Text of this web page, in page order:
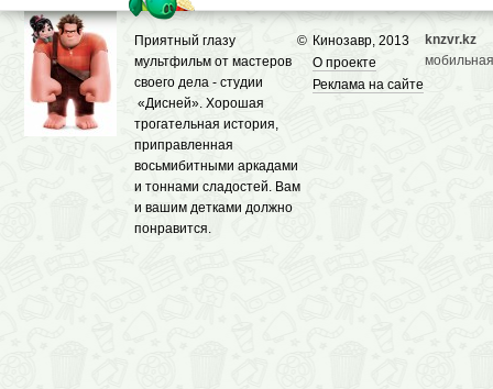
© Кинозавр, 2013
О проекте
Реклама на сайте
Приятный глазу
мультфильм от мастеров
своего дела - студии
«Дисней». Хорошая
трогательная история,
приправленная
восьмибитными аркадами
и тоннами сладостей. Вам
и вашим детками должно
понравится.
knzvr.kz